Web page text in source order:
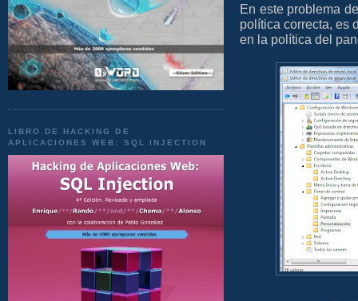
LIBRO DE HACKING DE
APLICACIONES WEB: SQL INJECTION
En este problema
política correcta, es
en la política del